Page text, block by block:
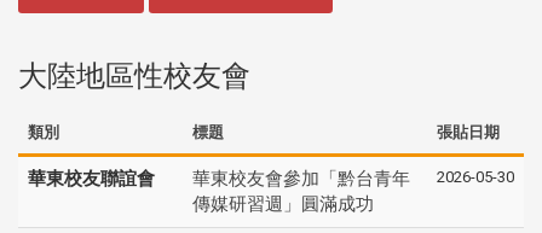
大陸地區性校友會
類別 標題 張貼日期
華東校友聯誼會
華東校友會參加「黔台青年
傳媒研習週」圓滿成功
2026-05-30